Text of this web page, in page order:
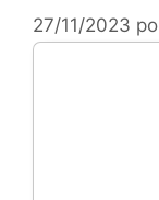
27/11/2023